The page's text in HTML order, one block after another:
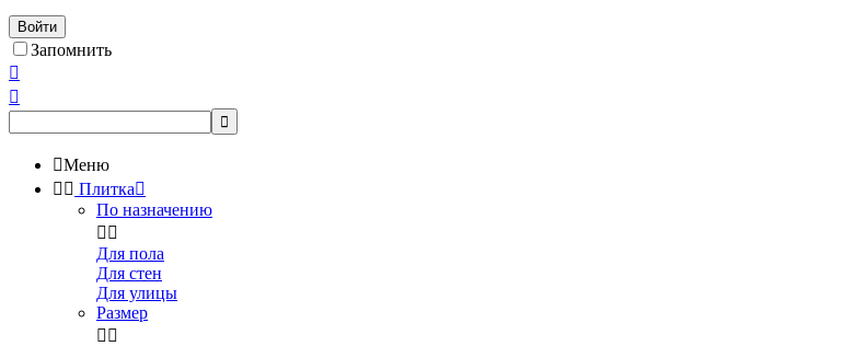
Войти
Запомнить



Меню
  Плитка
По назначению
 
Для пола
Для стен
Для улицы
Размер
 